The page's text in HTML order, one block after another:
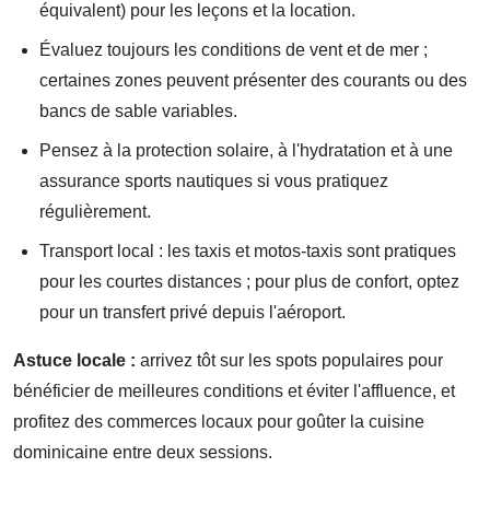
équivalent) pour les leçons et la location.
Évaluez toujours les conditions de vent et de mer ;
certaines zones peuvent présenter des courants ou des
bancs de sable variables.
Pensez à la protection solaire, à l'hydratation et à une
assurance sports nautiques si vous pratiquez
régulièrement.
Transport local : les taxis et motos-taxis sont pratiques
pour les courtes distances ; pour plus de confort, optez
pour un transfert privé depuis l'aéroport.
Astuce locale : arrivez tôt sur les spots populaires pour
bénéficier de meilleures conditions et éviter l'affluence, et
profitez des commerces locaux pour goûter la cuisine
dominicaine entre deux sessions.